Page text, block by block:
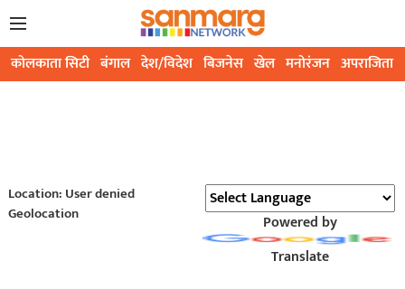
कोलकाता सिटी बंगाल देश/विदेश बिजनेस खेल मनोरंजन अपराजिता
Location: User denied
Geolocation
Powered by
Translate